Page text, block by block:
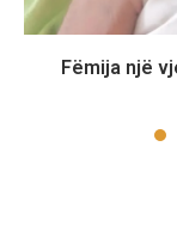
Fëmija një